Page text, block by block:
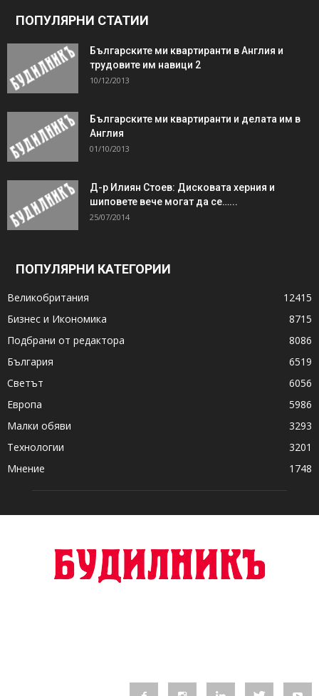
ПОПУЛЯРНИ СТАТИИ
Българските ми квартиранти в Англия и
трудовите им навици 2
10/12/2013
Българските ми квартиранти и делата им в
Англия
01/10/2013
Д-р Илиян Стоев: Дисковата херния и
шиповете вече могат да се…...
25/07/2014
ПОПУЛЯРНИ КАТЕГОРИИ
Великобритания
12415
Бизнес и Икономика
8715
Подбрани от редактора
8086
България
6519
Светът
6056
Европа
5986
Малки обяви
3293
Технологии
3201
Мнение
1748